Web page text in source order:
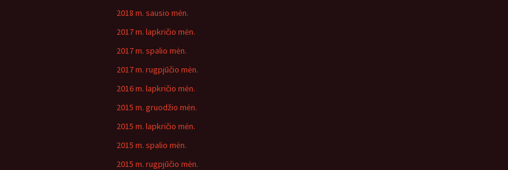
2018 m. sausio mėn.
2017 m. lapkričio mėn.
2017 m. spalio mėn.
2017 m. rugpjūčio mėn.
2016 m. lapkričio mėn.
2015 m. gruodžio mėn.
2015 m. lapkričio mėn.
2015 m. spalio mėn.
2015 m. rugpjūčio mėn.